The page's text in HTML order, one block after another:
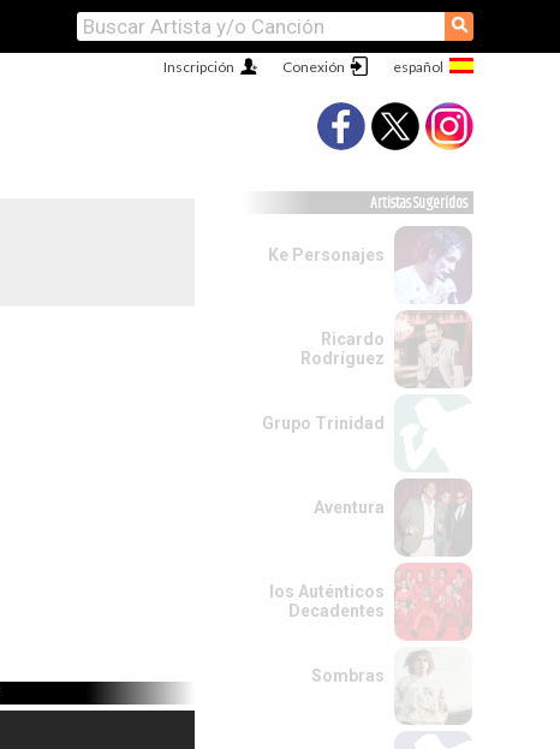
⚲
Conexión
Inscripción
Artistas Sugeridos
Ke Personajes
Ricardo
Rodríguez
Grupo Trinidad
Aventura
los Auténticos
Decadentes
Sombras